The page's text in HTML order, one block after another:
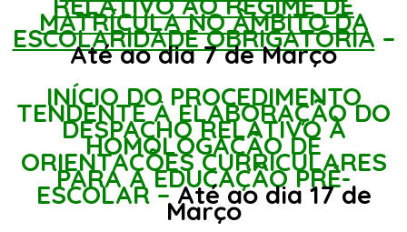
MATRÍCULA NO ÂMBITO DA
ESCOLARIDADE OBRIGATÓRIA –
Até ao dia 7 de Março
INÍCIO DO PROCEDIMENTO
TENDENTE À ELABORAÇÃO DO
DESPACHO RELATIVO À
HOMOLOGAÇÃO DE
ORIENTAÇÕES CURRICULARES
PARA A EDUCAÇÃO PRÉ-
ESCOLAR –Até ao dia 17 de
Março